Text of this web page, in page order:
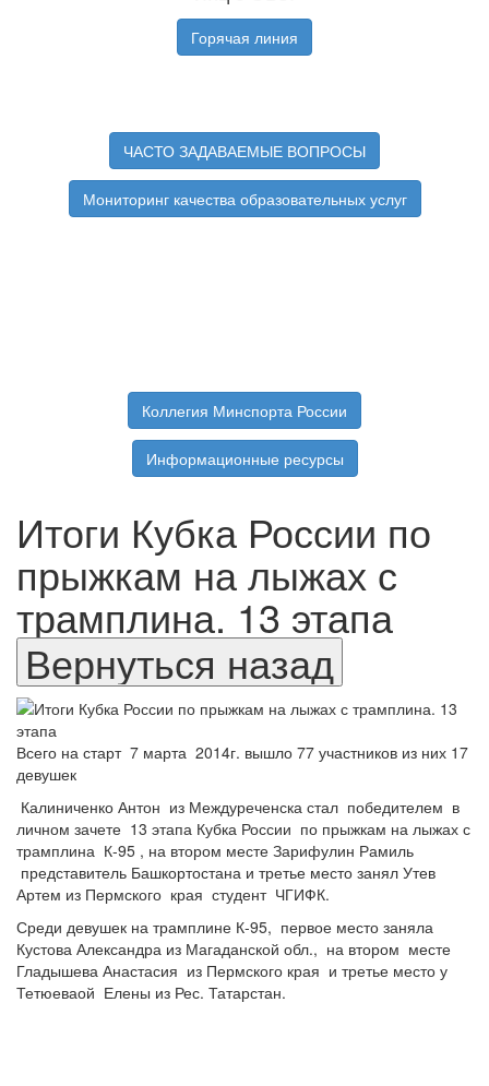
Горячая линия
ЧАСТО ЗАДАВАЕМЫЕ ВОПРОСЫ
Мониторинг качества образовательных услуг
Коллегия Минспорта России
Информационные ресурсы
Итоги Кубка России по
прыжкам на лыжах с
трамплина. 13 этапа
Всего на старт 7 марта 2014г. вышло 77 участников из них 17
девушек
Калиниченко Антон из Междуреченска стал победителем в
личном зачете 13 этапа Кубка России по прыжкам на лыжах с
трамплина К-95 , на втором месте Зарифулин Рамиль
представитель Башкортостана и третье место занял Утев
Артем из Пермского края студент ЧГИФК.
Среди девушек на трамплине К-95, первое место заняла
Кустова Александра из Магаданской обл., на втором месте
Гладышева Анастасия из Пермского края и третье место у
Тетюеваой Елены из Рес. Татарстан.